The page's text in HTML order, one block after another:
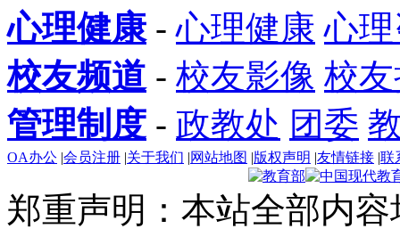
心理健康 -心理健康 心
校友频道 - 校友影像 校
管理制度 - 政教处 团委
OA办公 |会员注册 |关于我们 |网站地图 |版权声明 |友情链接 |联
郑重声明：本站全部内